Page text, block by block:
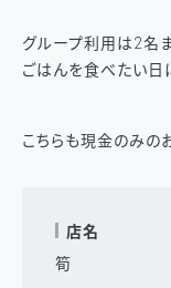
グループ利用は2名
ごはんを食べたい日
こちらも現金のみの
店名
筍